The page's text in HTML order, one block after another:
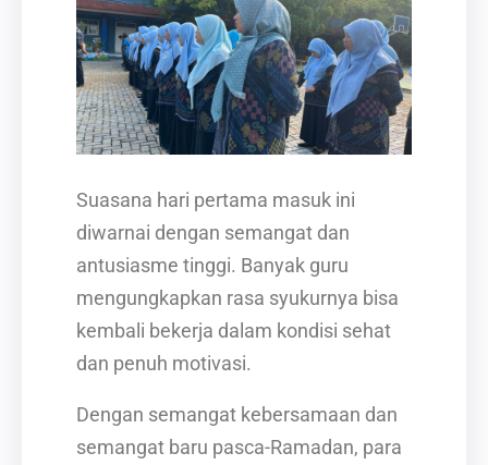
Suasana hari pertama masuk ini
diwarnai dengan semangat dan
antusiasme tinggi. Banyak guru
mengungkapkan rasa syukurnya bisa
kembali bekerja dalam kondisi sehat
dan penuh motivasi.
Dengan semangat kebersamaan dan
semangat baru pasca-Ramadan, para